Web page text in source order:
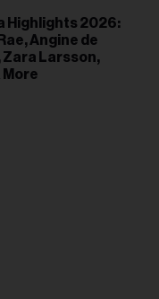
Highlights 2026:
Angine de
Zara Larsson,
More